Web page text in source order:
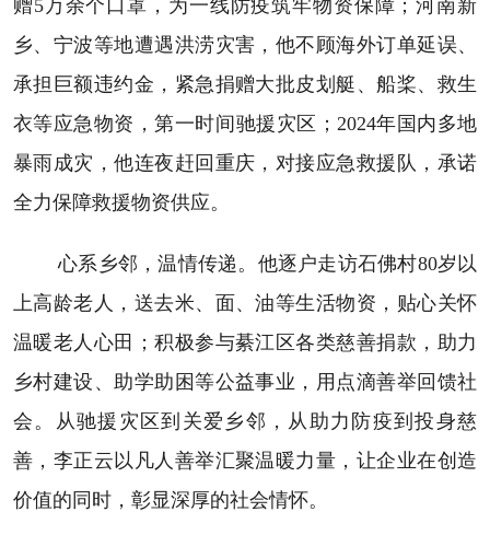
赠5万余个口罩，为一线防疫筑牢物资保障；河南新
乡、宁波等地遭遇洪涝灾害，他不顾海外订单延误、
承担巨额违约金，紧急捐赠大批皮划艇、船桨、救生
衣等应急物资，第一时间驰援灾区；2024年国内多地
暴雨成灾，他连夜赶回重庆，对接应急救援队，承诺
全力保障救援物资供应。
心系乡邻，温情传递。他逐户走访石佛村80岁以
上高龄老人，送去米、面、油等生活物资，贴心关怀
温暖老人心田；积极参与綦江区各类慈善捐款，助力
乡村建设、助学助困等公益事业，用点滴善举回馈社
会。从驰援灾区到关爱乡邻，从助力防疫到投身慈
善，李正云以凡人善举汇聚温暖力量，让企业在创造
价值的同时，彰显深厚的社会情怀。